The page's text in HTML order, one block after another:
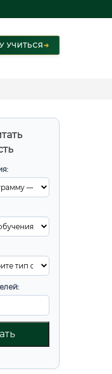
УЧИТЬСЯ➜